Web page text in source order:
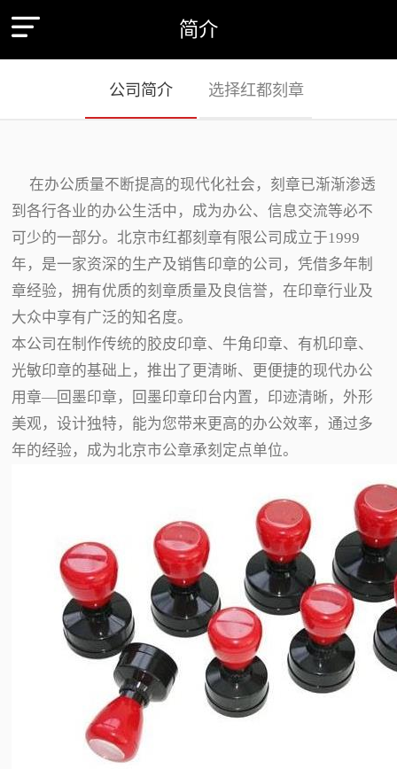
简介
公司简介 选择红都刻章
在办公质量不断提高的现代化社会，刻章已渐渐渗透
到各行各业的办公生活中，成为办公、信息交流等必不
可少的一部分。北京市红都刻章有限公司成立于1999
年，是一家资深的生产及销售印章的公司，凭借多年制
章经验，拥有优质的刻章质量及良信誉，在印章行业及
大众中享有广泛的知名度。
本公司在制作传统的胶皮印章、牛角印章、有机印章、
光敏印章的基础上，推出了更清晰、更便捷的现代办公
用章—回墨印章，回墨印章印台内置，印迹清晰，外形
美观，设计独特，能为您带来更高的办公效率，通过多
年的经验，成为北京市公章承刻定点单位。